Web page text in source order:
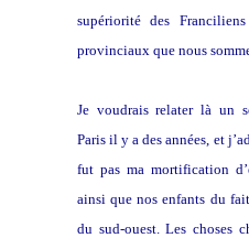
supériorité des
provinciaux que nous
Je voudrais relater là un
Paris il y a des années, et
fut pas ma mortification
ainsi que nos enfants du
du sud-ouest. Les choses